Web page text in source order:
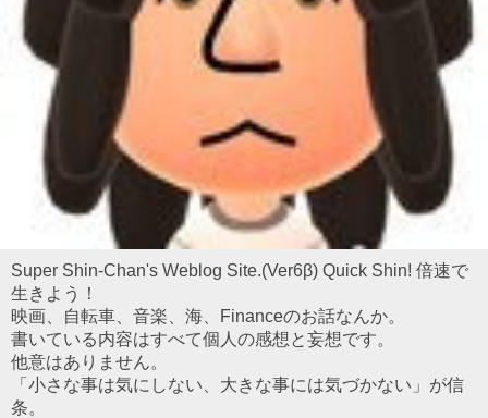
Super Shin-Chan's Weblog Site.(Ver6β) Quick Shin! 倍速で
生きよう！
映画、自転車、音楽、海、Financeのお話なんか。
書いている内容はすべて個人の感想と妄想です。
他意はありません。
「小さな事は気にしない、大きな事には気づかない」が信
条。